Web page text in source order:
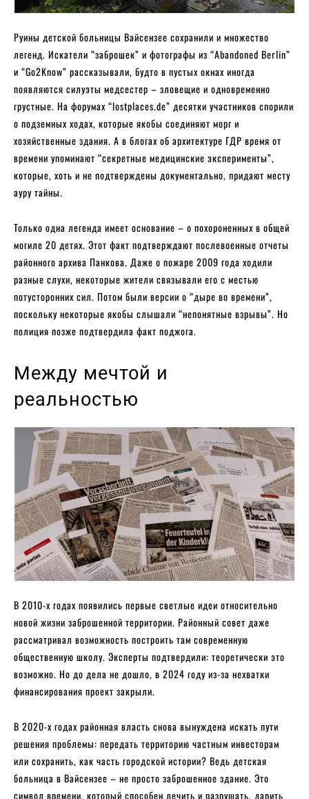
Руины детской больницы Вайсензее сохранили и множество
легенд. Искатели “заброшек” и фотографы из “Abandoned Berlin”
и “Go2Know” рассказывали, будто в пустых окнах иногда
появляются силуэты медсестер – зловещие и одновременно
грустные. На форумах “lostplaces.de” десятки участников спорили
о подземных ходах, которые якобы соединяют морг и
хозяйственные здания. А в блогах об архитектуре ГДР время от
времени упоминают “секретные медицинские эксперименты”,
которые, хоть и не подтверждены документально, придают месту
ауру тайны.
Только одна легенда имеет основание – о похороненных в общей
могиле 20 детях. Этот факт подтверждают послевоенные отчеты
районного архива Панкова. Даже о пожаре 2009 года ходили
разные слухи, некоторые жители связывали его с местью
потусторонних сил. Потом были версии о “дыре во времени”,
поскольку некоторые якобы слышали “непонятные взрывы”. Но
полиция позже подтвердила факт поджога.
Между мечтой и
реальностью
В 2010-х годах появились первые светлые идеи относительно
новой жизни заброшенной территории. Районный совет даже
рассматривал возможность построить там современную
общественную школу. Эксперты подтвердили: теоретически это
возможно. Но до дела не дошло, в 2024 году из-за нехватки
финансирования проект закрыли.
В 2020-х годах районная власть снова вынуждена искать пути
решения проблемы: передать территорию частным инвесторам
или сохранить, как часть городской истории? Ведь детская
больница в Вайсензее – не просто заброшенное здание. Это
символ времени, который способен лечить и разрушать, дарить